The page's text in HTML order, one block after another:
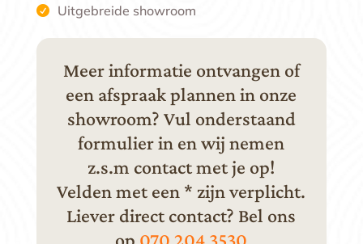
Uitgebreide showroom
Meer informatie ontvangen of
een afspraak plannen in onze
showroom? Vul onderstaand
formulier in en wij nemen
z.s.m contact met je op!
Velden met een * zijn verplicht.
Liever direct contact? Bel ons
op 070 204 3530